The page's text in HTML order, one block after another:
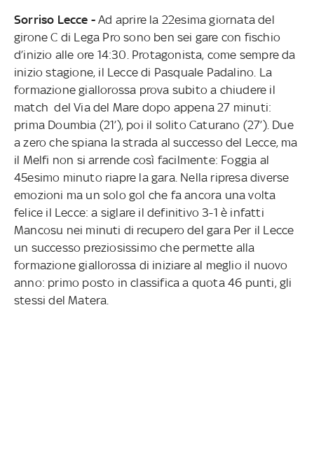
Sorriso Lecce - Ad aprire la 22esima giornata del
girone C di Lega Pro sono ben sei gare con fischio
d’inizio alle ore 14:30. Protagonista, come sempre da
inizio stagione, il Lecce di Pasquale Padalino. La
formazione giallorossa prova subito a chiudere il
match del Via del Mare dopo appena 27 minuti:
prima Doumbia (21’), poi il solito Caturano (27’). Due
a zero che spiana la strada al successo del Lecce, ma
il Melfi non si arrende così facilmente: Foggia al
45esimo minuto riapre la gara. Nella ripresa diverse
emozioni ma un solo gol che fa ancora una volta
felice il Lecce: a siglare il definitivo 3-1 è infatti
Mancosu nei minuti di recupero del gara Per il Lecce
un successo preziosissimo che permette alla
formazione giallorossa di iniziare al meglio il nuovo
anno: primo posto in classifica a quota 46 punti, gli
stessi del Matera.